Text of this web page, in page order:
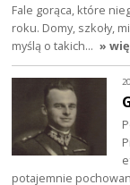
Fale gorąca, które
roku. Domy, szkoły,
myślą o takich… »
potajemnie